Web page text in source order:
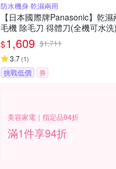
防水機身 乾濕兩用
【日本國際牌Panasonic】乾
毛機 除毛刀 得體刀(全機可水
$1,609 $1,711
3.7(1)
挑戰低價 券
美容家電｜指定品94折
滿1件享94折